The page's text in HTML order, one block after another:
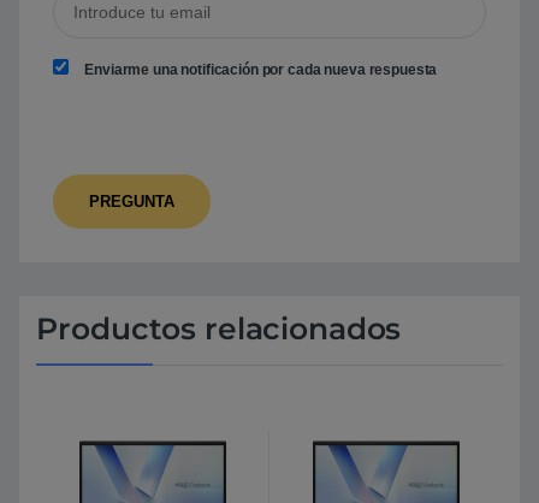
Enviarme una notificación por cada nueva respuesta
Productos relacionados